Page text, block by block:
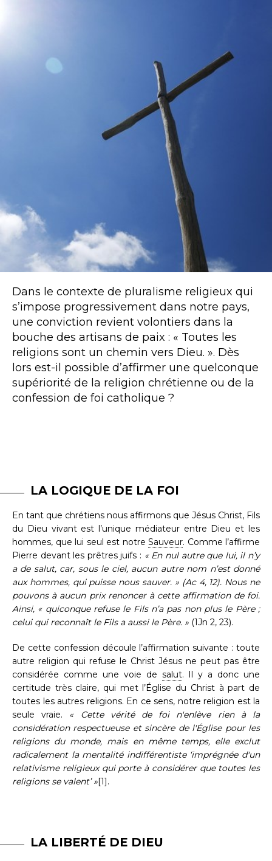
Dans le contexte de pluralisme religieux qui
s’impose progressivement dans notre pays,
une conviction revient volontiers dans la
bouche des artisans de paix : « Toutes les
religions sont un chemin vers Dieu. ». Dès
lors est-il possible d’affirmer une quelconque
supériorité de la religion chrétienne ou de la
confession de foi catholique ?
LA LOGIQUE DE LA FOI
En tant que chrétiens nous affirmons que Jésus Christ, Fils
du Dieu vivant est l’unique médiateur entre Dieu et les
hommes, que lui seul est notre Sauveur. Comme l’affirme
Pierre devant les prêtres juifs : « En nul autre que lui, il n’y
a de salut, car, sous le ciel, aucun autre nom n’est donné
aux hommes, qui puisse nous sauver. » (Ac 4, 12). Nous ne
pouvons à aucun prix renoncer à cette affirmation de foi.
Ainsi, « quiconque refuse le Fils n’a pas non plus le Père ;
celui qui reconnaît le Fils a aussi le Père. » (1Jn 2, 23).
De cette confession découle l’affirmation suivante : toute
autre religion qui refuse le Christ Jésus ne peut pas être
considérée comme une voie de salut. Il y a donc une
certitude très claire, qui met l’Église du Christ à part de
toutes les autres religions. En ce sens, notre religion est la
seule vraie. « Cette vérité de foi n'enlève rien à la
considération respectueuse et sincère de l'Église pour les
religions du monde, mais en même temps, elle exclut
radicalement la mentalité indifférentiste ‘imprégnée d'un
relativisme religieux qui porte à considérer que toutes les
religions se valent’ »[1].
LA LIBERTÉ DE DIEU